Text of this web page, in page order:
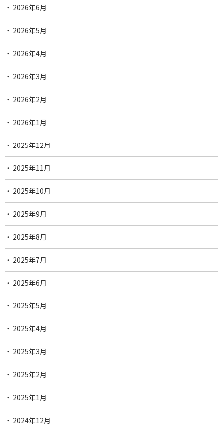
2026年6月
2026年5月
2026年4月
2026年3月
2026年2月
2026年1月
2025年12月
2025年11月
2025年10月
2025年9月
2025年8月
2025年7月
2025年6月
2025年5月
2025年4月
2025年3月
2025年2月
2025年1月
2024年12月